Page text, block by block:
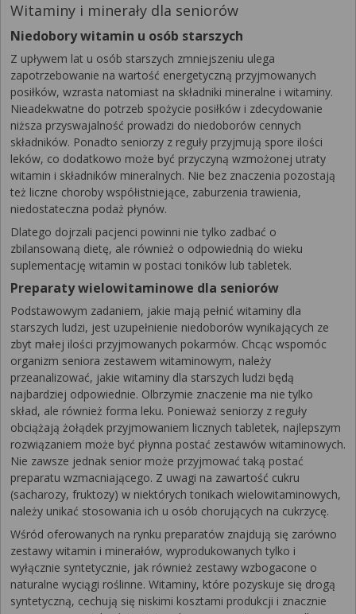
Witaminy i minerały dla seniorów
Niedobory witamin u osób starszych
Z upływem lat u osób starszych zmniejszeniu ulega
zapotrzebowanie na wartość energetyczną przyjmowanych
posiłków, wzrasta natomiast na składniki mineralne i witaminy.
Nieadekwatne do potrzeb spożycie posiłków i zdecydowanie
niższa przyswajalność prowadzi do niedoborów cennych
składników. Ponadto seniorzy z reguły przyjmują spore ilości
leków, co dodatkowo może być przyczyną wzmożonej utraty
witamin i składników mineralnych. Nie bez znaczenia pozostają
też liczne choroby współistniejące, zaburzenia trawienia,
niedostateczna podaż płynów.
Dlatego dojrzali pacjenci powinni nie tylko zadbać o
zbilansowaną dietę, ale również o odpowiednią do wieku
suplementację witamin w postaci toników lub tabletek.
Preparaty wielowitaminowe dla seniorów
Podstawowym zadaniem, jakie mają pełnić witaminy dla
starszych ludzi, jest uzupełnienie niedoborów wynikających ze
zbyt małej ilości przyjmowanych pokarmów. Chcąc wspomóc
organizm seniora zestawem witaminowym, należy
przeanalizować, jakie witaminy dla starszych ludzi będą
najbardziej odpowiednie. Olbrzymie znaczenie ma nie tylko
skład, ale również forma leku. Ponieważ seniorzy z reguły
obciążają żołądek przyjmowaniem licznych tabletek, najlepszym
rozwiązaniem może być płynna postać zestawów witaminowych.
Nie zawsze jednak senior może przyjmować taką postać
preparatu wzmacniającego. Z uwagi na zawartość cukru
(sacharozy, fruktozy) w niektórych tonikach wielowitaminowych,
należy unikać stosowania ich u osób chorujących na cukrzycę.
Wśród oferowanych na rynku preparatów znajdują się zarówno
zestawy witamin i minerałów, wyprodukowanych tylko i
wyłącznie syntetycznie, jak również zestawy wzbogacone o
naturalne wyciągi roślinne. Witaminy, które pozyskuje się drogą
syntetyczną, cechują się niskimi kosztami produkcji i znacznie